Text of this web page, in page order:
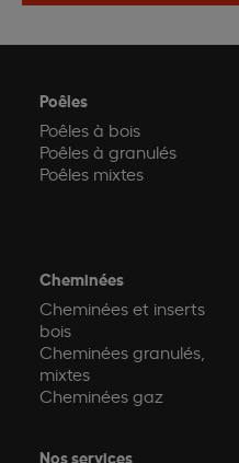
Poêles
Poêles à bois
Poêles à granulés
Poêles mixtes
Cheminées
Cheminées et inserts
bois
Cheminées granulés,
mixtes
Cheminées gaz
Nos services